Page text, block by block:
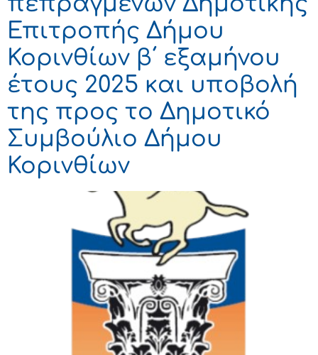
Επιτροπής Δήμου
Κορινθίων β΄ εξαμήνου
έτους 2025 και υποβολή
της προς το Δημοτικό
Συμβούλιο Δήμου
Κορινθίων